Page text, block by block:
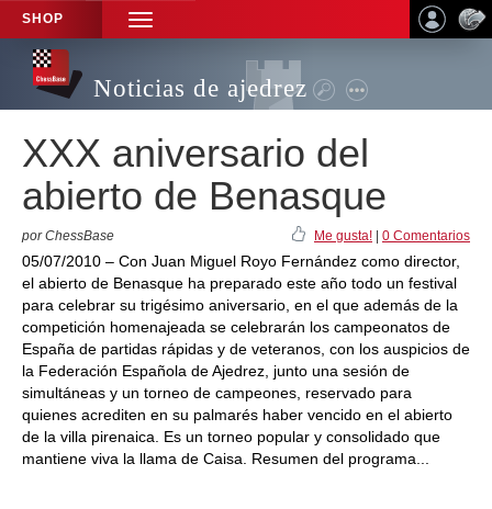
SHOP
TOGGLE
NAVIGATION
Noticias de ajedrez
XXX aniversario del
abierto de Benasque
por ChessBase Me gusta! 0 Comentarios
05/07/2010 – Con Juan Miguel Royo Fernández como director,
el abierto de Benasque ha preparado este año todo un festival
para celebrar su trigésimo aniversario, en el que además de la
competición homenajeada se celebrarán los campeonatos de
España de partidas rápidas y de veteranos, con los auspicios de
la Federación Española de Ajedrez, junto una sesión de
simultáneas y un torneo de campeones, reservado para
quienes acrediten en su palmarés haber vencido en el abierto
de la villa pirenaica. Es un torneo popular y consolidado que
mantiene viva la llama de Caisa. Resumen del programa...